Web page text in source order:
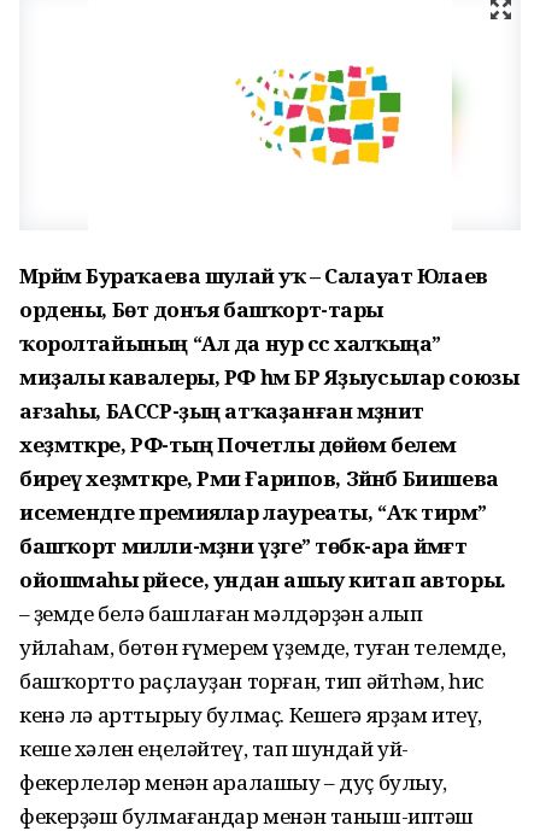
Мәрйәм Бураҡаева шулай уҡ – Салауат Юлаев
ордены, Бөтә донъя башҡорт-тары
ҡоролтайының “Ал да нур сәс халҡыңа”
миҙалы кавалеры, РФ һәм БР Яҙыусылар союзы
ағзаһы, БАССР-ҙың атҡаҙанған мәҙәниәт
хеҙмәткәре, РФ-тың Почетлы дөйөм белем
биреү хеҙмәткәре, Рәми Ғарипов, Зәйнәб Биишева
исемендәге премиялар лауреаты, “Аҡ тирмә”
башҡорт милли-мәҙәни үҙәге” төбәк-ара йәмәғәт
ойошмаһы рәйесе, ундан ашыу китап авторы.
– Үҙемде белә башлаған мәлдәрҙән алып
уйлаһам, бөтөн ғүмерем үҙемде, туған телемде,
башҡортто раҫлауҙан торған, тип әйтһәм, һис
кенә лә арттырыу булмаҫ. Кешегә ярҙам итеү,
кеше хәлен еңеләйтеү, тап шундай уй-
фекерлеләр менән аралашыу – дуҫ булыу,
фекерҙәш булмағандар менән таныш-иптәш